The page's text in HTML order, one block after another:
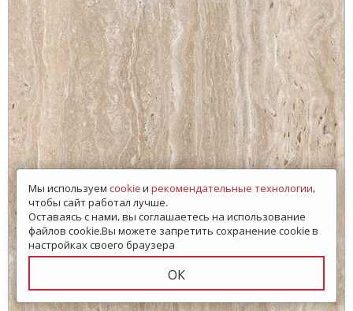
Мы используем cookieи рекомендательные технологии,
чтобы сайт работал лучше.
Оставаясь с нами, вы соглашаетесь на использование
файлов cookie.Вы можете запретить сохранение cookie в
настройках своего браузера
ОК